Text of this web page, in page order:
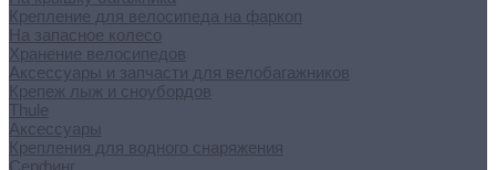
Крепление для велосипеда на фаркоп
На запасное колесо
Хранение велосипедов
Аксессуары и запчасти для велобагажников
Крепеж лыж и сноубордов
Thule
Аксессуары
Крепления для водного снаряжения
Серфинг